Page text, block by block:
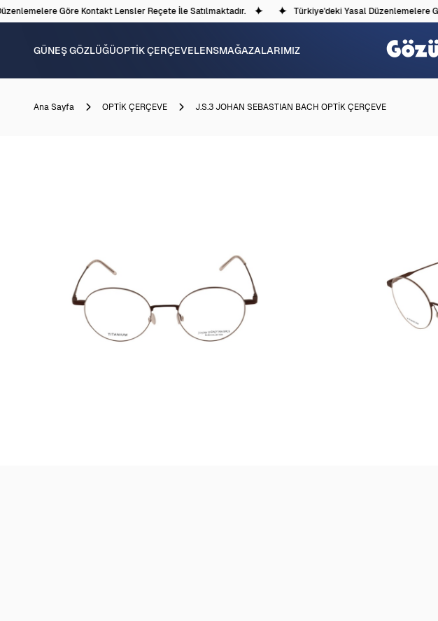
Göre Kontakt Lensler Reçete İle Satılmaktadır. Türkiye'deki Yasal Düzenlemelere
GÜNEŞ GÖZLÜĞÜOPTİK ÇERÇEVELENSMAĞAZALARIMIZ
Ana Sayfa OPTİK ÇERÇEVE J.S.3 JOHAN SEBASTIAN BACH OPTİK ÇERÇEVE